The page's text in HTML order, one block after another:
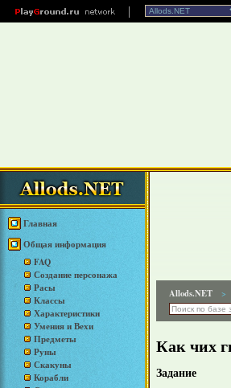
Главная
Общая информация
FAQ
Создание персонажа
Расы
Классы
Характеристики
Умения и Вехи
Предметы
Руны
Скакуны
Корабли
Allods.NET >
Как чих
Задание